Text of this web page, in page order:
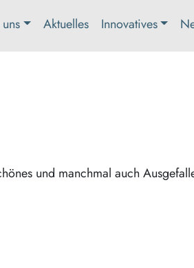
Aktuelles Innovatives
und manchmal auch